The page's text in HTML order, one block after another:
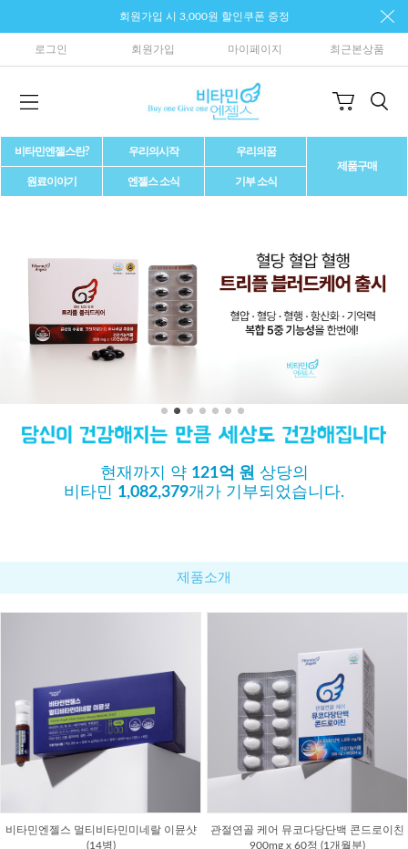
회원가입 시 3,000원 할인쿠폰 증정
로그인 회원가입 마이페이지 최근본상품
비타민엔젤스란? 우리의시작
우리의꿈
제품구매
원료이야기
엔젤스 소식 기부 소식
현재까지 약 121억 원 상당의
비타민 1,082,379개가 기부되었습니다.
제품소개
비타민엔젤스 멀티비타민미네랄 이뮨샷
(14병)
관절연골 케어 뮤코다당단백 콘드로이친
900mg x 60정 (1개월분)